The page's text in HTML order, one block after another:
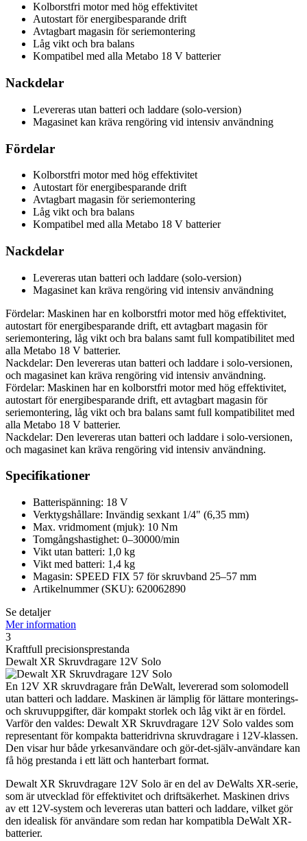
Kolborstfri motor med hög effektivitet
Autostart för energibesparande drift
Avtagbart magasin för seriemontering
Låg vikt och bra balans
Kompatibel med alla Metabo 18 V batterier
Nackdelar
Levereras utan batteri och laddare (solo-version)
Magasinet kan kräva rengöring vid intensiv användning
Fördelar
Kolborstfri motor med hög effektivitet
Autostart för energibesparande drift
Avtagbart magasin för seriemontering
Låg vikt och bra balans
Kompatibel med alla Metabo 18 V batterier
Nackdelar
Levereras utan batteri och laddare (solo-version)
Magasinet kan kräva rengöring vid intensiv användning
Fördelar: Maskinen har en kolborstfri motor med hög effektivitet,
autostart för energibesparande drift, ett avtagbart magasin för
seriemontering, låg vikt och bra balans samt full kompatibilitet med
alla Metabo 18 V batterier.
Nackdelar: Den levereras utan batteri och laddare i solo-versionen,
och magasinet kan kräva rengöring vid intensiv användning.
Fördelar: Maskinen har en kolborstfri motor med hög effektivitet,
autostart för energibesparande drift, ett avtagbart magasin för
seriemontering, låg vikt och bra balans samt full kompatibilitet med
alla Metabo 18 V batterier.
Nackdelar: Den levereras utan batteri och laddare i solo-versionen,
och magasinet kan kräva rengöring vid intensiv användning.
Specifikationer
Batterispänning: 18 V
Verktygshållare: Invändig sexkant 1/4" (6,35 mm)
Max. vridmoment (mjuk): 10 Nm
Tomgångshastighet: 0–30000/min
Vikt utan batteri: 1,0 kg
Vikt med batteri: 1,4 kg
Magasin: SPEED FIX 57 för skruvband 25–57 mm
Artikelnummer (SKU): 620062890
Se detaljer
Mer information
3
Kraftfull precisionsprestanda
Dewalt XR Skruvdragare 12V Solo
En 12V XR skruvdragare från DeWalt, levererad som solomodell
utan batteri och laddare. Maskinen är lämplig för lättare monterings-
och skruvuppgifter, där kompakt storlek och låg vikt är en fördel.
Varför den valdes: Dewalt XR Skruvdragare 12V Solo valdes som
representant för kompakta batteridrivna skruvdragare i 12V-klassen.
Den visar hur både yrkesanvändare och gör-det-själv-användare kan
få hög prestanda i ett lätt och hanterbart format.
Dewalt XR Skruvdragare 12V Solo är en del av DeWalts XR-serie,
som är utvecklad för effektivitet och driftsäkerhet. Maskinen drivs
av ett 12V-system och levereras utan batteri och laddare, vilket gör
den idealisk för användare som redan har kompatibla DeWalt XR-
batterier.